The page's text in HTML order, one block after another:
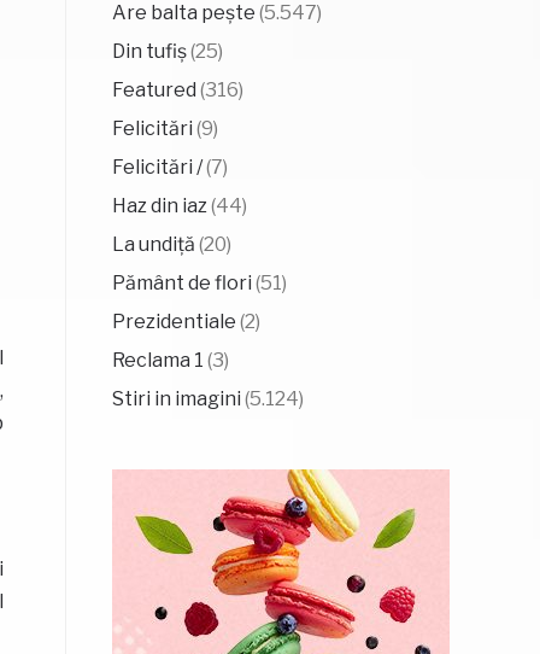
Are balta pește (5.547)
Din tufiș(25)
Featured (316)
Felicitări (9)
Felicitări /(7)
Haz din iaz(44)
La undiță (20)
Pământ de flori (51)
Prezidentiale (2)
Reclama 1 (3)
Stiri in imagini (5.124)